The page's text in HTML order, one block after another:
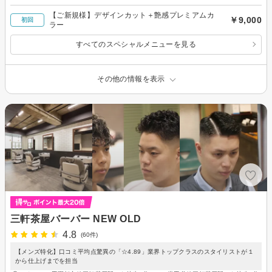
初回
【ご新規様】デザインカット＋艶感プレミアムカ
ラー
￥9,000
すべてのスペシャルメニューを見る
その他の情報を表示
三軒茶屋バーバー NEW OLD
4.8
(60件)
【メンズ特化】口コミ平均点驚異の「☆4.89」業界トップクラスのスタイリストが１
から仕上げまでを担当